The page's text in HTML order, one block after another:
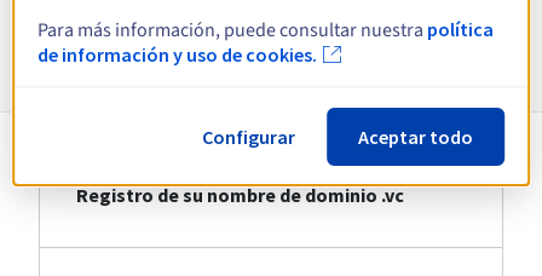
Información sobre .vc
Registro de su nombre de dominio .vc
Para más información, puede consultar nuestra política
de información y uso de cookies.
Configurar Aceptar todo